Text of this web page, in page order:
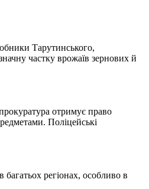
Тарутинського,
частку врожаїв зернових й
отримує право
Поліцейські
регіонах, особливо в